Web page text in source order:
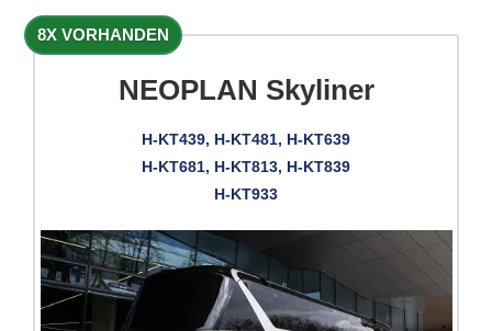
8X VORHANDEN
NEOPLAN Skyliner
H-KT439, H-KT481, H-KT639
H-KT681, H-KT813, H-KT839
H-KT933